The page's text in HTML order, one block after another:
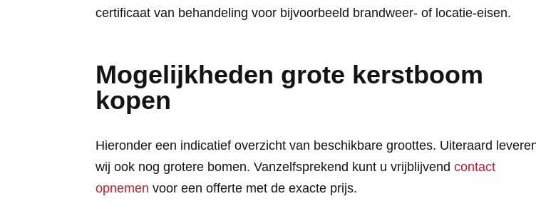
certificaat van behandeling voor bijvoorbeeld brandweer- of locatie-eisen.
Mogelijkheden grote kerstboom
kopen
Hieronder een indicatief overzicht van beschikbare groottes. Uiteraard
wij ook nog grotere bomen. Vanzelfsprekend kunt u vrijblijvendcontact
opnemen voor een offerte met de exacte prijs.